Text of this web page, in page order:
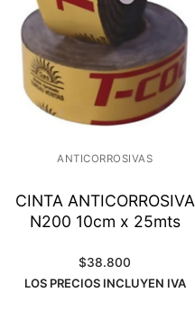
ANTICORROSIVAS
CINTA ANTICORROSIVA
N200 10cm x 25mts
$38.800
LOS PRECIOS INCLUYEN IVA